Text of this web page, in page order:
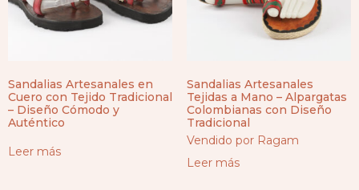
Sandalias Artesanales en
Cuero con Tejido Tradicional
– Diseño Cómodo y
Auténtico
Leer más
Sandalias Artesanales
Tejidas a Mano – Alpargatas
Colombianas con Diseño
Tradicional
Vendido por Ragam
Leer más